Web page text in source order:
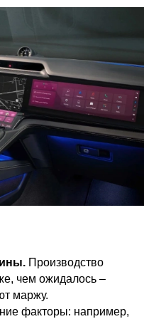
Производство
чем ожидалось –
маржу.
факторы: например,